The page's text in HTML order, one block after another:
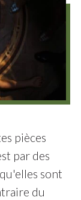
pièces
par des
sont
du